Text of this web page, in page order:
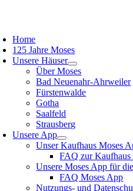
Home
125 Jahre Moses
Unsere Häuser
Über Moses
Bad Neuenahr-Ahrweiler
Fürstenwalde
Gotha
Saalfeld
Strausberg
Unsere App
Unser Kaufhaus Moses
FAQ zur
Unsere Moses App für
FAQ Moses App
Nutzungs- und